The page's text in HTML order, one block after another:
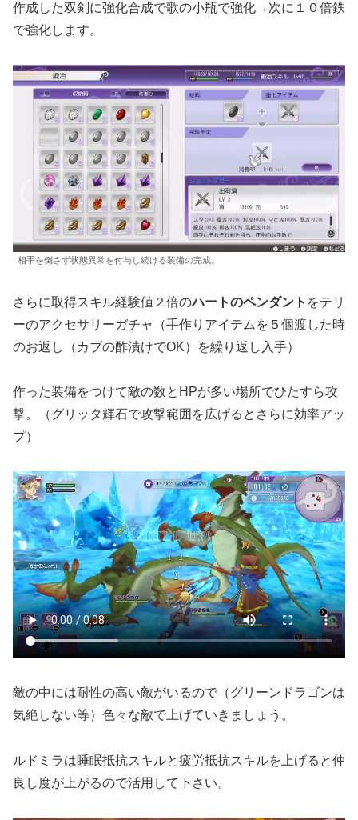
作成した双剣に強化合成で歌の小瓶で強化→次に１０倍鉄
で強化します。
相手を倒さず状態異常を付与し続ける装備の完成。
さらに取得スキル経験値２倍のハートのペンダント をテリ
ーのアクセサリーガチャ（手作りアイテムを５個渡した時
のお返し（カブの酢漬けでOK）を繰り返し入手）
作った装備をつけて敵の数とHPが多い場所でひたすら攻
撃。（グリッタ輝石で攻撃範囲を広げるとさらに効率アッ
プ）
敵の中には耐性の高い敵がいるので（グリーンドラゴンは
気絶しない等）色々な敵で上げていきましょう。
ルドミラは睡眠抵抗スキルと疲労抵抗スキルを上げると仲
良し度が上がるので活用して下さい。